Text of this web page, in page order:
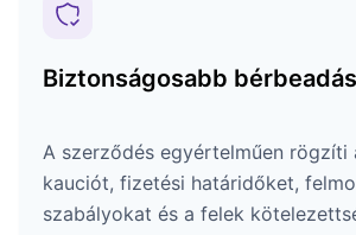
Biztonságosabb bérbeadás
A szerződés egyértelműen rögzíti
kauciót, fizetési határidőket,
szabályokat és a felek